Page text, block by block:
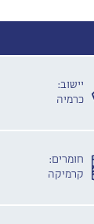
יישוב:
כרמיה
חומרים:
קרמיקה